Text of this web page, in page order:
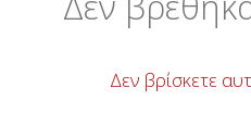
Δεν βρίσκετε